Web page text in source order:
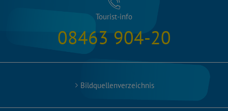
Tourist-info
08463 904-20
Bildquellenverzeichnis